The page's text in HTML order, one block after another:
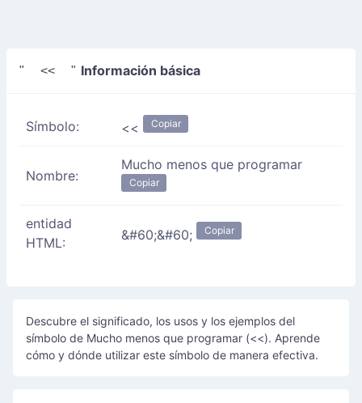
" << " Información básica
Símbolo: << Copiar
Nombre:
Mucho menos que programar
Copiar
entidad
HTML:
&#60;&#60; Copiar
Descubre el significado, los usos y los ejemplos del
símbolo de Mucho menos que programar (<<). Aprende
cómo y dónde utilizar este símbolo de manera efectiva.